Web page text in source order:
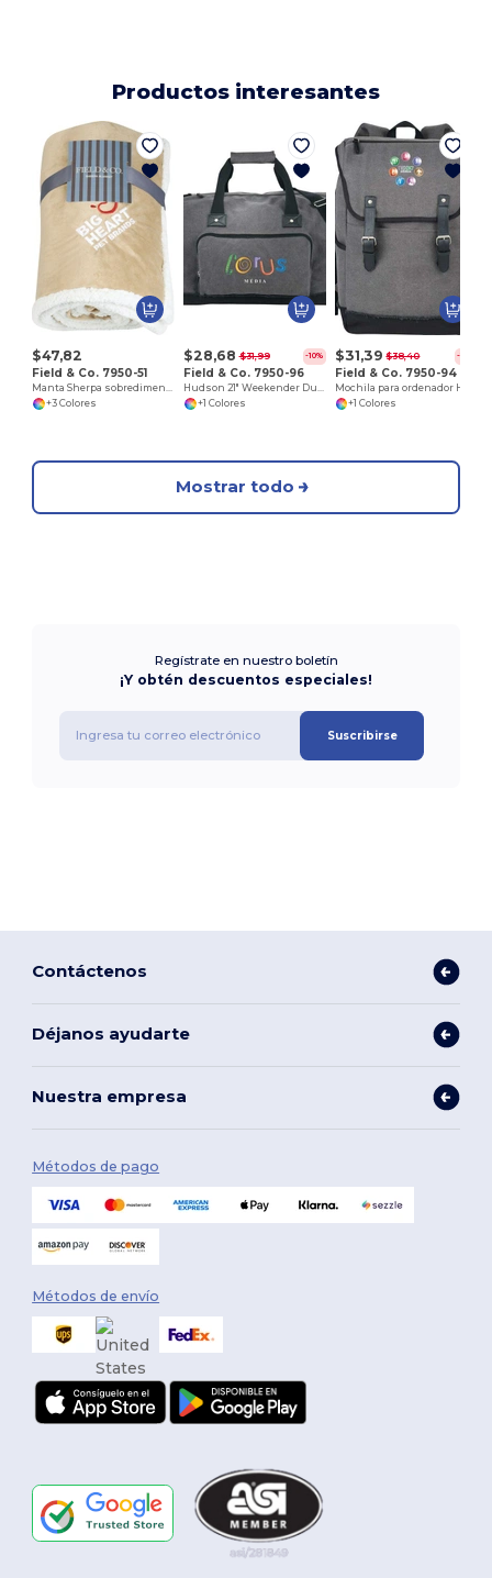
Productos interesantes
$47,82
Field & Co. 7950-51
+3 Colores
$28,68 $31,99 -10%
Field & Co. 7950-96
+1 Colores
$31,39 $38,40 -18%
Field & Co. 7950-94
+1 Colores
Mostrar todo
Regístrate en nuestro boletín
¡Y obtén descuentos especiales!
Suscribirse
Contáctenos
Déjanos ayudarte
Nuestra empresa
Métodos de pago
Métodos de envío